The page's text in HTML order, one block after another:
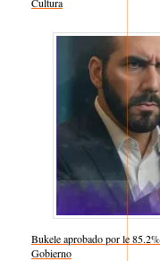
Bukele aprobado por le
Respecto a
Gobierno